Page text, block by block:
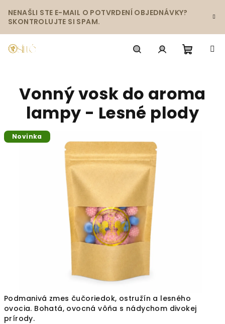
na
obsah
NENAŠLI STE E-MAIL O POTVRDENÍ OBJEDNÁVKY?
SKONTROLUJTE SI SPAM.
košík
Podmanivá zmes čučoriedok, ostružín a lesného
ovocia. Bohatá, ovocná vôňa s nádychom divokej
prírody.
Vonný vosk do aroma
lampy - Lesné plody
Novinka